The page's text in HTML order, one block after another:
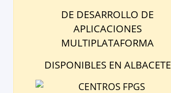
DE DESARROLLO DE
APLICACIONES
MULTIPLATAFORMA
DISPONIBLES EN ALBACETE